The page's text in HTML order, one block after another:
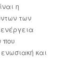
η
των
και